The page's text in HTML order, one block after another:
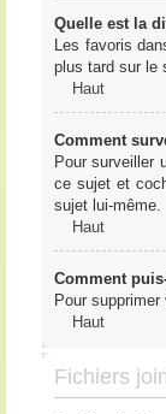
Quelle est la
Les favoris
plus tard sur le
Haut
Comment
Pour surveiller
ce sujet et
sujet lui-même.
Haut
Comment
Pour
Haut
Fichiers